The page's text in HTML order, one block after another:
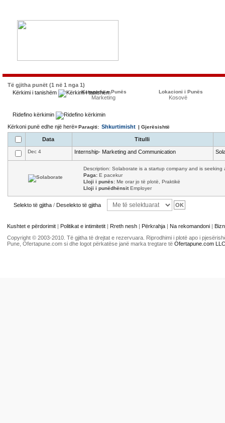
Të gjitha punët (1 në 1 nga 1)
Kërkimi i tanishëm
Kategoria e Punës
Marketing
Lokacioni i Punës
Kosovë
Ridefino kërkimin
Kërkoni punë edhe një herë»Paraqiti: Shkurtimisht | Gjerësishtë
Data Titulli
Dec 4 Internship- Marketing and Communication
Description: Solaborate is a startup company and is
Paga: E pacekur
Lloji i punës: Me orar jo të plotë, Praktikë
Lloji i punëdhënsitEmployer
Selekto të gjitha / Deselekto të gjitha
Kushtet e përdorimit | Politikat e intimitetit | Rreth nesh | Përkrahja | Na rekomandoni |
Copyright © 2003-2010. Të gjitha të drejtat e rezervuara. Riprodhimi i plotë apo i
Pune, Ofertapune.com si dhe logot përkatëse janë marka tregtare të Ofertapune.com LLC